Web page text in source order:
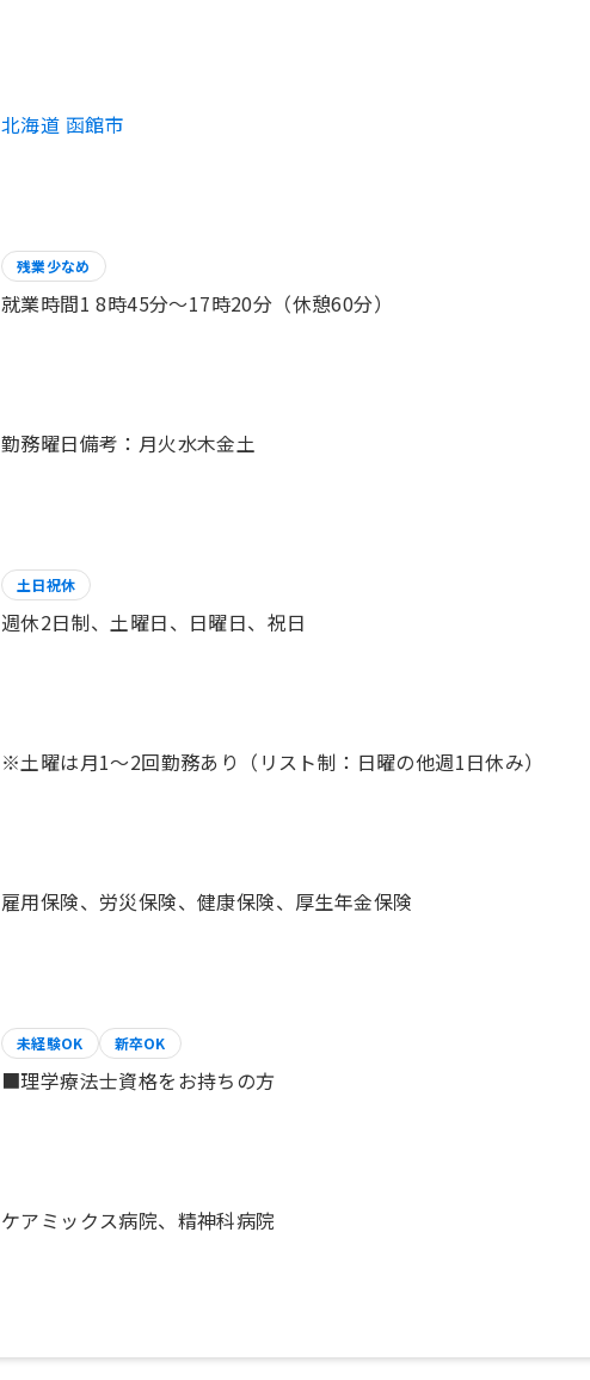
北海道 函館市
残業少なめ
就業時間1 8時45分〜17時20分（休憩60分）
土日祝休
週休2日制、土曜日、日曜日、祝日
※土曜は月1～2回勤務あり（リスト制：日曜の他週1日休み）
雇用保険、労災保険、健康保険、厚生年金保険
未経験OK 新卒OK
■理学療法士資格をお持ちの方
ケアミックス病院、精神科病院